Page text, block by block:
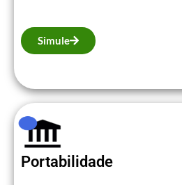
Simule
Portabilidade